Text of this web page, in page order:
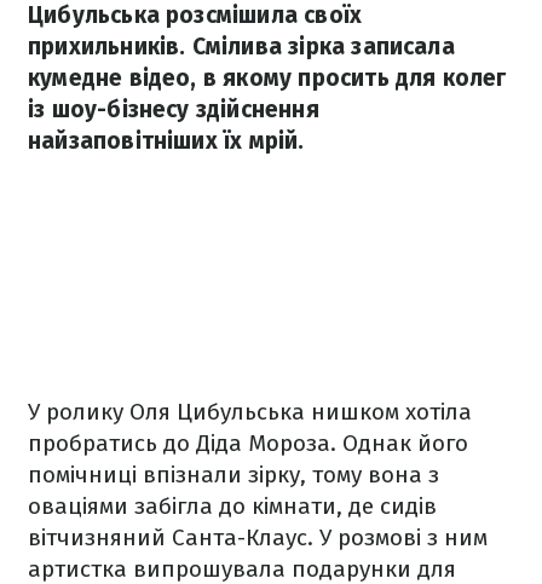
Цибульська розсмішила своїх
прихильників. Смілива зірка записала
кумедне відео, в якому просить для колег
із шоу-бізнесу здійснення
найзаповітніших їх мрій.
У ролику Оля Цибульська нишком хотіла
пробратись до Діда Мороза. Однак його
помічниці впізнали зірку, тому вона з
оваціями забігла до кімнати, де сидів
вітчизняний Санта-Клаус. У розмові з ним
артистка випрошувала подарунки для